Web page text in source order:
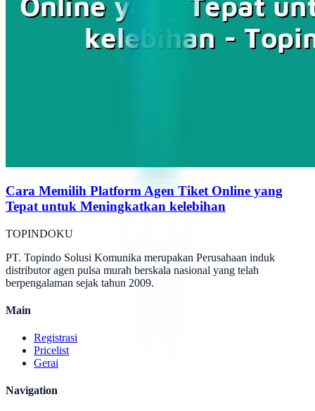
Cara Memilih Platform Agen Tiket Online yang
Tepat untuk Meningkatkan kelebihan
TOPINDOKU
PT. Topindo Solusi Komunika merupakan Perusahaan induk
distributor agen pulsa murah berskala nasional yang telah
berpengalaman sejak tahun 2009.
Main
Registrasi
Pricelist
Gerai
Navigation